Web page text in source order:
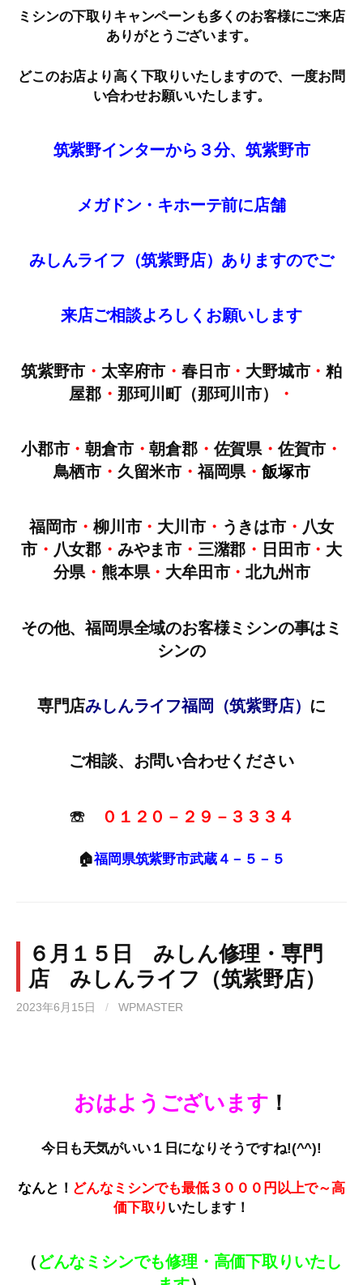
ミシンの下取りキャンペーンも多くのお客様にご来店
ありがとうございます。
どこのお店より高く下取りいたしますので、一度お問
い合わせお願いいたします。
筑紫野インターから３分、筑紫野市
メガドン・キホーテ前に店舗
みしんライフ（筑紫野店）ありますのでご
来店ご相談よろしくお願いします
筑紫野市 ・ 太宰府市 ・ 春日市・ 大野城市・粕
屋郡 ・ 那珂川町（那珂川市） ・
小郡市・朝倉市・朝倉郡・佐賀県 ・佐賀市 ・
鳥栖市・ 久留米市・福岡県 ・飯塚市
福岡市 ・柳川市・ 大川市・ うきは市・ 八女
市・ 八女郡・ みやま市・ 三潴郡 ・ 日田市・ 大
分県 ・ 熊本県・ 大牟田市・北九州市
その他、福岡県全域のお客様ミシンの事はミ
シンの
専門店みしんライフ福岡（筑紫野店） に
ご相談、お問い合わせください
☏ ０１２０－２９－３３３４
🏠福岡県筑紫野市武蔵４－５－５
６月１５日 みしん修理・専門
店 みしんライフ（筑紫野店）
2023年6月15日 / WPMASTER
おはようございます ！
今日も天気がいい１日になりそうですね!(^^)!
なんと！ どんなミシンでも最低３０００円以上で～高
価下取り いたします！
（ どんなミシンでも修理・高価下取りいたし